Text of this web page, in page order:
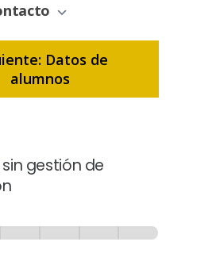
Datos de
alumnos
gestión de